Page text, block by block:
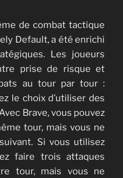
de combat tactique
Default, a été enrichi
Les joueurs
prise de risque et
au tour par tour :
le choix d’utiliser des
Brave, vous pouvez
tour, mais vous ne
Si vous utilisez
faire trois attaques
tour, mais vous ne